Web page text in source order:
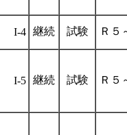
I-4 継続 試験 Ｒ５
I-5 継続 試験 Ｒ５